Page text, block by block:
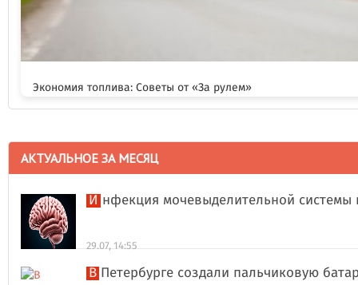
Экономия топлива: Советы от «За рулем»
АКТУАЛЬНОЕ ЗА МЕСЯЦ
Инфекция мочевыделительной
29.07, 14:55
В Петербурге создали пальчиковую